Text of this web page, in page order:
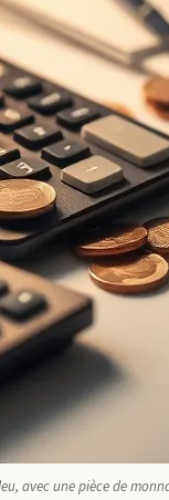
avec une pièce de